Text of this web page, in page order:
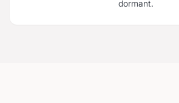
dormant.